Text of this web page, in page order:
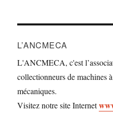
L’ANCMECA
L'ANCMECA, c'est
collectionneurs de machines
mécaniques.
Visitez notre site Internet